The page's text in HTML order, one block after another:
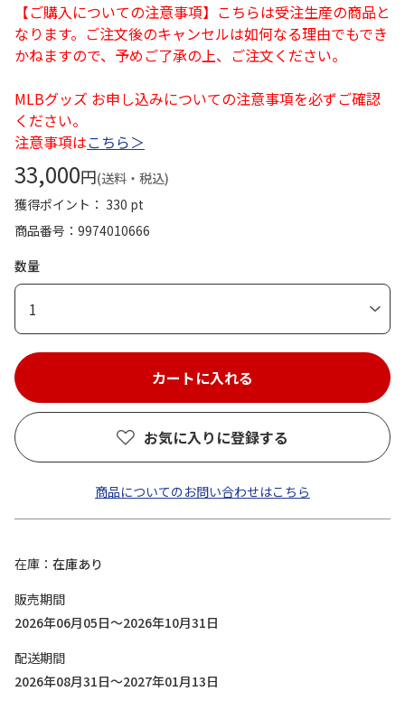
【ご購入についての注意事項】こちらは受注生産の商品と
なります。ご注文後のキャンセルは如何なる理由でもでき
かねますので、予めご了承の上、ご注文ください。
MLBグッズ お申し込みについての注意事項を必ずご確認
ください。
注意事項はこちら＞
33,000円(送料・税込)
獲得ポイント： 330 pt
商品番号
9974010666
数量
1
お気に入りに登録する
商品についてのお問い合わせはこちら
在庫
在庫あり
販売期間
2026年06月05日～2026年10月31日
配送期間
2026年08月31日～2027年01月13日